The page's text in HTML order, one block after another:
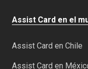
Assist Card en el
Assist Card en Chile
Assist Card en